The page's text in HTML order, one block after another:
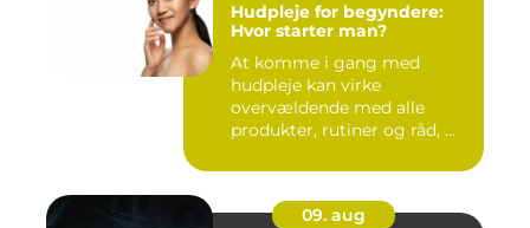
Hudpleje for begyndere:
Hvor starter man?
At komme i gang med
hudpleje kan virke
overvældende med alle
produkter, rutiner og råd, ...
09. aug